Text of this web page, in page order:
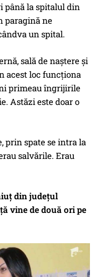
până la spitalul din
paragină ne
un spital.
sală de naștere și
acest loc funcționa
primeau îngrijirile
Astăzi este doar o
prin spate se intra la
salvările. Erau
din județul
vine de două ori pe